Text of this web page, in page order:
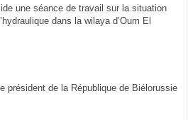
une séance de travail sur la situation
dans la wilaya d’Oum El
président de la République de Biélorussie